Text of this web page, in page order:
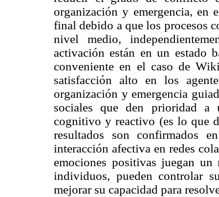
organización y emergencia, en
final debido a que los procesos
nivel medio,
activación están en un estado
conveniente en el caso de
satisfacción alto en los
organización y emergencia
sociales que den prioridad a
cognitivo y reactivo (es lo que
resultados son confirmados
interacción afectiva en redes
emociones positivas juegan
individuos, pueden controlar
mejorar su capacidad para